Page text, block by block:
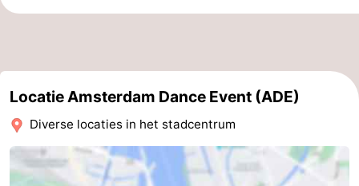
Locatie Amsterdam Dance Event (ADE)
Diverse locaties in het stadcentrum